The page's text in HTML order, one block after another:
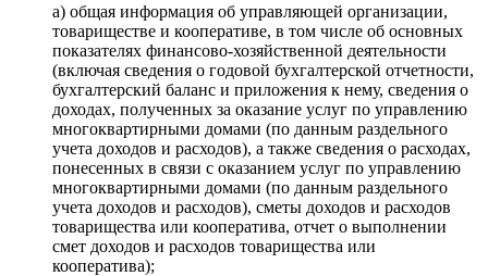
а) общая информация об управляющей организации,
товариществе и кооперативе, в том числе об основных
показателях финансово-хозяйственной деятельности
(включая сведения о годовой бухгалтерской отчетности,
бухгалтерский баланс и приложения к нему, сведения о
доходах, полученных за оказание услуг по управлению
многоквартирными домами (по данным раздельного
учета доходов и расходов), а также сведения о расходах,
понесенных в связи с оказанием услуг по управлению
многоквартирными домами (по данным раздельного
учета доходов и расходов), сметы доходов и расходов
товарищества или кооператива, отчет о выполнении
смет доходов и расходов товарищества или
кооператива);